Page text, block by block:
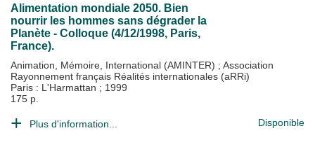
Alimentation mondiale 2050. Bien
nourrir les hommes sans dégrader la
Planète - Colloque (4/12/1998, Paris,
France).
Animation, Mémoire, International (AMINTER) ; Association
Rayonnement français Réalités internationales (aRRi)
Paris : L'Harmattan ; 1999
175 p.
Plus d'information... Disponible